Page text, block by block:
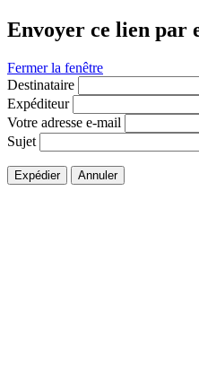
Envoyer ce lien par
Fermer la fenêtre
Destinataire
Expéditeur
Votre adresse e-mail
Sujet
Expédier Annuler